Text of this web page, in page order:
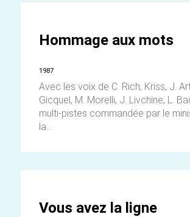
Hommage aux mots
1987
Avec les voix de C. Rich, Kriss, J.
Gicquel, M. Morelli, J. Livchine, L.
multi-pistes commandée par le
la...
Vous avez la ligne